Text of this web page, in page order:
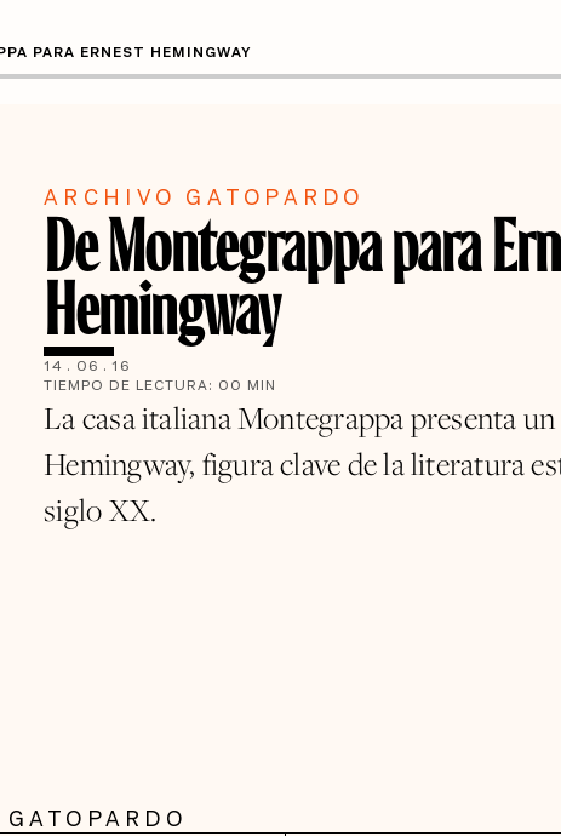
PARA ERNEST HEMINGWAY
ARCHIVO GATOPARDO
De Montegrappa para
Hemingway
14 . 06 . 16
TIEMPO DE LECTURA: 00 MIN
La casa italiana Montegrappa presenta
Hemingway, figura clave de la literatura
siglo XX.